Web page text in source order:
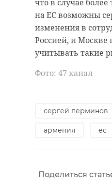
что в случае более
на ЕС возможны
изменения в
Россией, и Москве
учитывать такие
Фото: 47 канал
сергей перминов
армения ес
Поделиться
болеем в
наш
плаванию
ОВЗ.
нем знали
Фото: 47 канал
сергей перминов